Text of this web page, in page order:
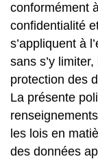
conformément
confidentialité
s’appliquent à
sans s’y
protection des
La présente
les lois en
des données